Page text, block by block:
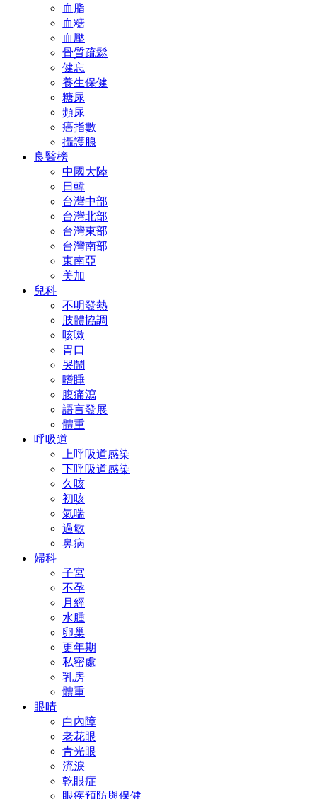
血脂
血糖
血壓
骨質疏鬆
健忘
養生保健
糖尿
頻尿
癌指數
攝護腺
良醫榜
中國大陸
日韓
台灣中部
台灣北部
台灣東部
台灣南部
東南亞
美加
兒科
不明發熱
肢體協調
咳嗽
胃口
哭鬧
嗜睡
腹痛瀉
語言發展
體重
呼吸道
上呼吸道感染
下呼吸道感染
久咳
初咳
氣喘
過敏
鼻病
婦科
子宮
不孕
月經
水腫
卵巢
更年期
私密處
乳房
體重
眼晴
白內障
老花眼
青光眼
流淚
乾眼症
眼疾預防與保健